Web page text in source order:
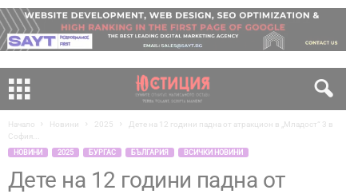
Начало Новини 2025
Дете на 12 години падна от атракцион в „Младост“ 3 в
София...
НОВИНИ 2025 БУРГАС БЪЛГАРИЯ ВСИЧКИ НОВИНИ
Дете на 12 години падна от